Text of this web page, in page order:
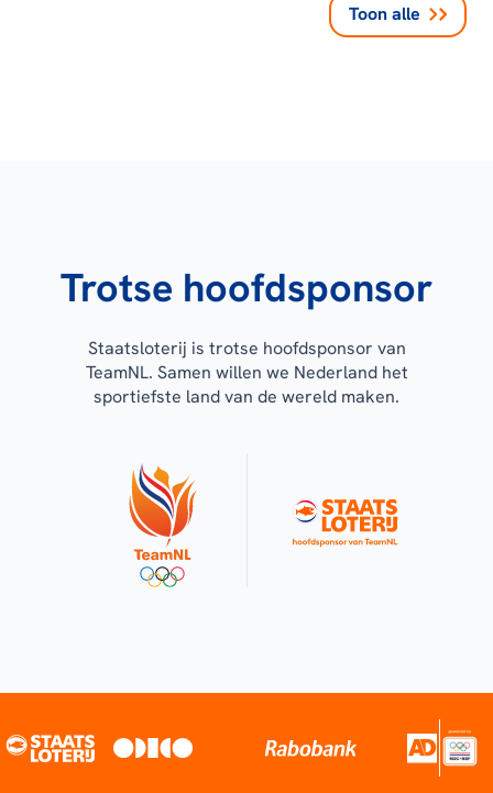
Toon alle
Trotse hoofdsponsor
Staatsloterij is trotse hoofdsponsor van
TeamNL. Samen willen we Nederland het
sportiefste land van de wereld maken.